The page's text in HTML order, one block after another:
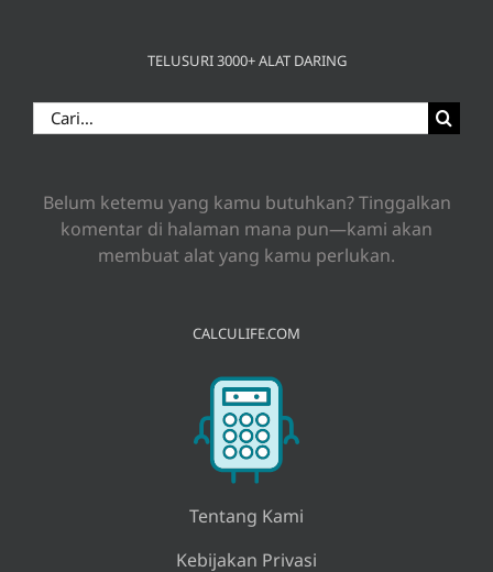
TELUSURI 3000+ ALAT DARING
Search
for:
Belum ketemu yang kamu butuhkan? Tinggalkan
komentar di halaman mana pun—kami akan
membuat alat yang kamu perlukan.
CALCULIFE.COM
Tentang Kami
Kebijakan Privasi